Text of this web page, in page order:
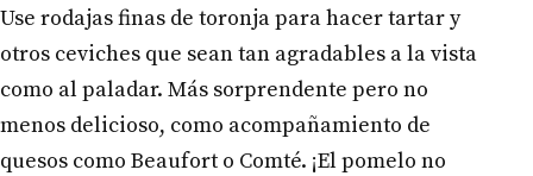
Use rodajas finas de toronja para hacer tartar y
otros ceviches que sean tan agradables a la vista
como al paladar. Más sorprendente pero no
menos delicioso, como acompañamiento de
quesos como Beaufort o Comté. ¡El pomelo no